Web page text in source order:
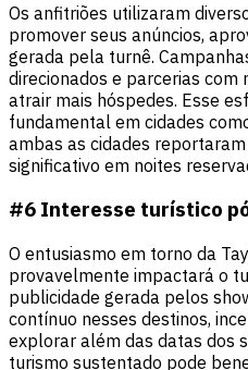
Os anfitriões utilizaram
promover seus anúncios,
gerada pela turnê.
direcionados e parcerias com
atrair mais hóspedes. Esse
fundamental em cidades
ambas as cidades
significativo em noites
#6 Interesse turístico
O entusiasmo em torno da
provavelmente impactará o
publicidade gerada pelos
contínuo nesses destinos,
explorar além das datas dos
turismo sustentado pode